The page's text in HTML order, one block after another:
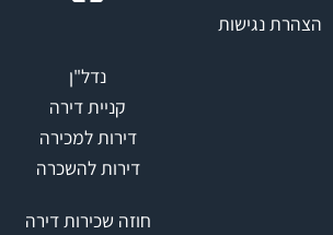
הצהרת נגישות
נדל"ן
קניית דירה
דירות למכירה
דירות להשכרה
חוזה שכירות דירה